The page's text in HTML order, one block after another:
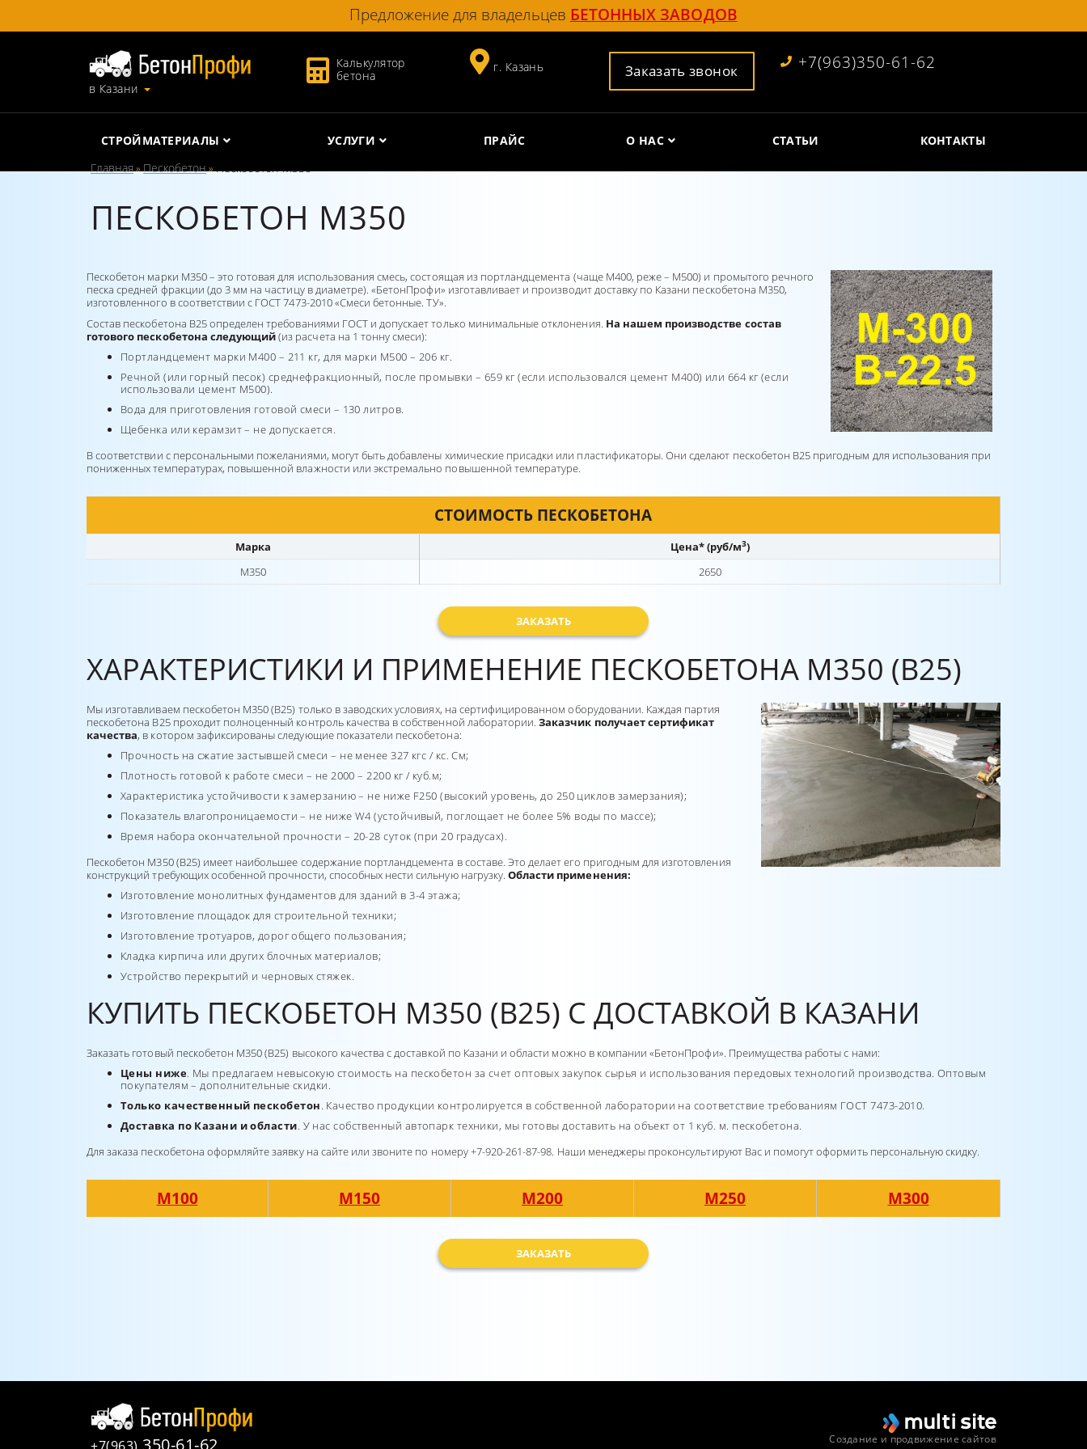
Предложение для владельцев БЕТОННЫХ ЗАВОДОВ
в Казани
Калькулятор
бетона
г. Казань Заказать звонок +7(963)350-61-62
СТРОЙМАТЕРИАЛЫ УСЛУГИ ПРАЙС О НАС СТАТЬИ
КОНТАКТЫ
Главная»Пескобетон»Пескобетон М350
ПЕСКОБЕТОН М350
Пескобетон марки М350 – это готовая для использования смесь, состоящая из портландцемента (чаще М400, реже – М500) и промытого речного
песка средней фракции (до 3 мм на частицу в диаметре). «БетонПрофи» изготавливает и производит доставку по Казани пескобетона М350,
изготовленного в соответствии с ГОСТ 7473-2010 «Смеси бетонные. ТУ».
Состав пескобетона В25 определен требованиями ГОСТ и допускает только минимальные отклонения. На нашем производстве состав
готового пескобетона следующий(из расчета на 1 тонну смеси):
Портландцемент марки М400 – 211 кг, для марки М500 – 206 кг.
Речной (или горный песок) среднефракционный, после промывки – 659 кг (если использовался цемент М400) или 664 кг (если
использовали цемент М500).
Вода для приготовления готовой смеси – 130 литров.
Щебенка или керамзит – не допускается.
В соответствии с персональными пожеланиями, могут быть добавлены химические присадки или пластификаторы. Они сделают пескобетон В25 пригодным для использования при
пониженных температурах, повышенной влажности или экстремально повышенной температуре.
СТОИМОСТЬ ПЕСКОБЕТОНА
Марка Цена* (руб/м3)
М350
2650
ЗАКАЗАТЬ
ХАРАКТЕРИСТИКИ И ПРИМЕНЕНИЕ ПЕСКОБЕТОНА М350 (В25)
Мы изготавливаем пескобетон М350 (В25) только в заводских условиях, на сертифицированном оборудовании. Каждая партия
пескобетона В25 проходит полноценный контроль качества в собственной лаборатории.Заказчик получает сертификат
качества, в котором зафиксированы следующие показатели пескобетона:
Прочность на сжатие застывшей смеси – не менее 327 кгс / кс. См;
Плотность готовой к работе смеси – не 2000 – 2200 кг / куб.м;
Характеристика устойчивости к замерзанию – не ниже F250 (высокий уровень, до 250 циклов замерзания);
Показатель влагопроницаемости – не ниже W4 (устойчивый, поглощает не более 5% воды по массе);
Время набора окончательной прочности – 20-28 суток (при 20 градусах).
Пескобетон М350 (В25) имеет наибольшее содержание портландцемента в составе. Это делает его пригодным для изготовления
конструкций требующих особенной прочности, способных нести сильную нагрузку.Области применения:
Изготовление монолитных фундаментов для зданий в 3-4 этажа;
Изготовление площадок для строительной техники;
Изготовление тротуаров, дорог общего пользования;
Кладка кирпича или других блочных материалов;
Устройство перекрытий и черновых стяжек.
КУПИТЬ ПЕСКОБЕТОН М350 (B25) С ДОСТАВКОЙ В КАЗАНИ
Заказать готовый пескобетон М350 (В25) высокого качества с доставкой по Казани и области можно в компании «БетонПрофи». Преимущества работы с нами:
Цены ниже. Мы предлагаем невысокую стоимость на пескобетон за счет оптовых закупок сырья и использования передовых технологий производства. Оптовым
покупателям – дополнительные скидки.
Только качественный пескобетон. Качество продукции контролируется в собственной лаборатории на соответствие требованиям ГОСТ 7473-2010.
Доставка по Казани и области. У нас собственный автопарк техники, мы готовы доставить на объект от 1 куб. м. пескобетона.
Для заказа пескобетона оформляйте заявку на сайте или звоните по номеру +7-920-261-87-98. Наши менеджеры проконсультируют Вас и помогут оформить персональную скидку.
М100 М150 М200 М250 М300
ЗАКАЗАТЬ
350-61-62 Создание и продвижение сайтов